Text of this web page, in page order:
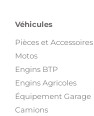
Véhicules
Pièces et
Motos
Engins BTP
Engins Agricoles
Équipement Garage
Camions